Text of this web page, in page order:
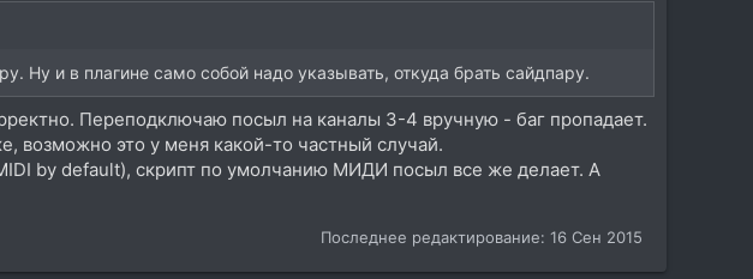
Ну и в плагине само собой надо указывать, откуда брать сайдпару.
Переподключаю посыл на каналы 3-4 вручную - баг пропадает.
возможно это у меня какой-то частный случай.
by default), скрипт по умолчанию МИДИ посыл все же делает. А
Последнее редактирование: 16 Сен 2015